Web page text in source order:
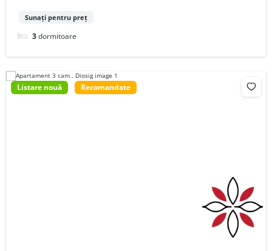
Sunați pentru preț
3dormitoare
Listare nouă Recomandate